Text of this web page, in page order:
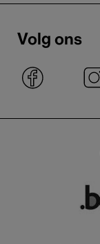
Volg ons